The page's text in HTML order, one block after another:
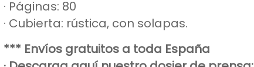
· Páginas: 80
· Cubierta: rústica, con solapas.
*** Envíos gratuitos a toda España